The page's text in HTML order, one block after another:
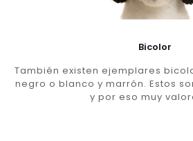
Bicolor
También existen ejemplares
negro o blanco y marrón. Estos
y por eso muy